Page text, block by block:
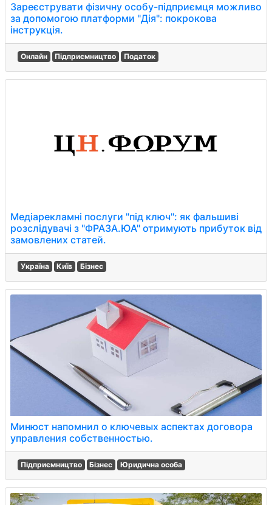
Зареєструвати фізичну особу-підприємця можливо
за допомогою платформи "Дія": покрокова
інструкція.
Онлайн Підприємництво Податок
Медіарекламні послуги "під ключ": як фальшиві
розслідувачі з "ФРАЗА.ЮА" отримують прибуток від
замовлених статей.
Україна Київ Бізнес
Минюст напомнил о ключевых аспектах договора
управления собственностью.
Підприємництво Бізнес Юридична особа